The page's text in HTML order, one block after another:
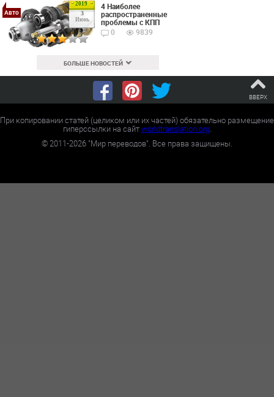
2019
3
Июнь
Авто
4 Наиболее
распространенные
проблемы с КПП
0
9839
БОЛЬШЕ НОВОСТЕЙ
ВВЕРХ
При копировании статей (целиком или их частей) обязательно размещение
гиперссылки на сайтworldtranslation.org.
©2011-2026 "Мир переводов". Все права защищены.